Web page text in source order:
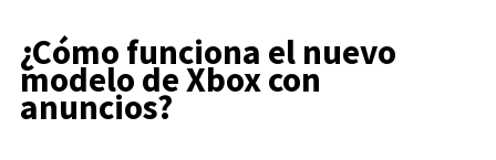
¿Cómo funciona el nuevo
modelo de Xbox con
anuncios?